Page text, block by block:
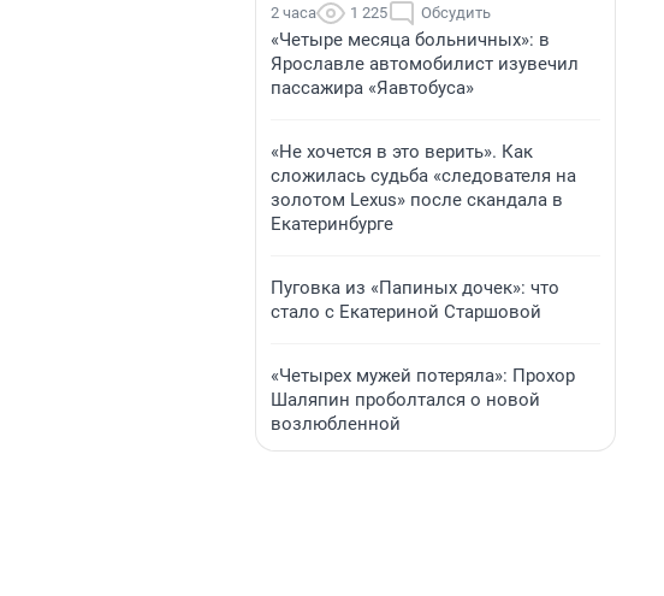
2 часа 1 225 Обсудить
«Четыре месяца больничных»: в
Ярославле автомобилист изувечил
пассажира «Яавтобуса»
«Не хочется в это верить». Как
сложилась судьба «следователя на
золотом Lexus» после скандала в
Екатеринбурге
Пуговка из «Папиных дочек»: что
стало с Екатериной Старшовой
«Четырех мужей потеряла»: Прохор
Шаляпин проболтался о новой
возлюбленной